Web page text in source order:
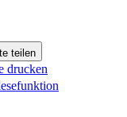
teilen
drucken